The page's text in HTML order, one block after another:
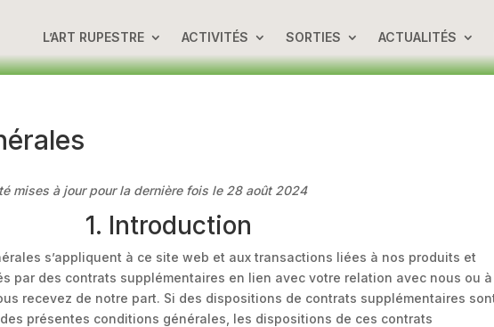
L’ART RUPESTRE ACTIVITÉS SORTIES ACTUALITÉS
mises à jour pour la dernière fois le 28 août 2024
1. Introduction
s’appliquent à ce site web et aux transactions liées à nos produits et
par des contrats supplémentaires en lien avec votre relation avec nous ou à
recevez de notre part. Si des dispositions de contrats supplémentaires
présentes conditions générales, les dispositions de ces contrats